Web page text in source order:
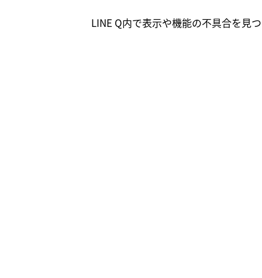
LINE Q内で表示や機能の不具合を見